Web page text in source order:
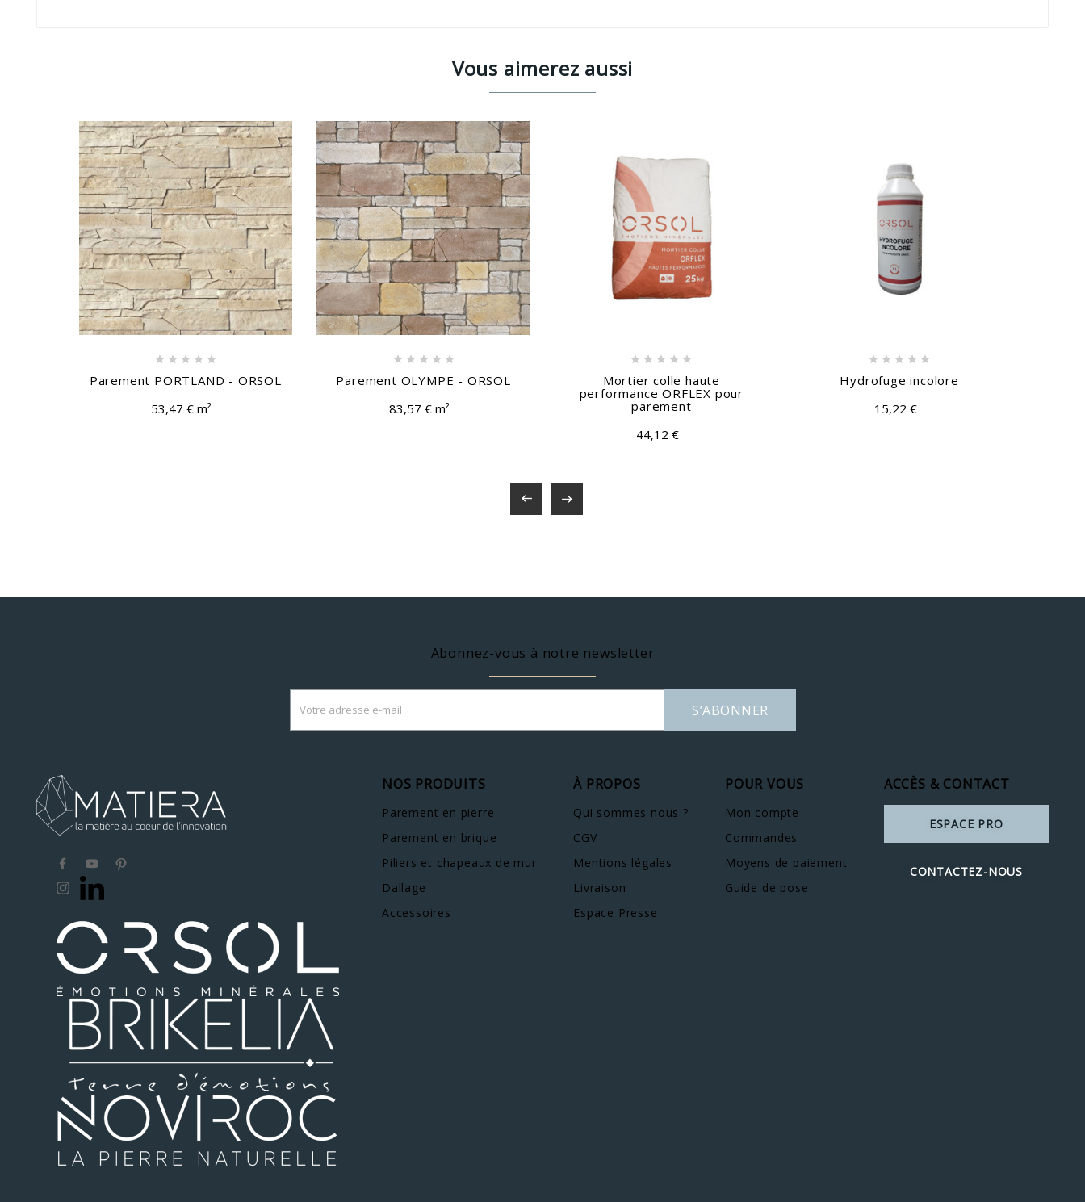
Vous aimerez aussi
    
Parement PORTLAND - ORSOL
53,47 € m²
    
Parement OLYMPE - ORSOL
83,57 € m²
    
Mortier colle haute
performance ORFLEX pour
parement
44,12 €
    
Hydrofuge incolore
15,22 €
 
Abonnez-vous à notre newsletter
S’ABONNER
NOS PRODUITS
Parement en pierre
Parement en brique
Piliers et chapeaux de mur
Dallage
Accessoires
À PROPOS
Qui sommes nous ?
CGV
Mentions légales
Livraison
Espace Presse
POUR VOUS
Mon compte
Commandes
Moyens de paiement
Guide de pose
ACCÈS & CONTACT
ESPACE PRO
CONTACTEZ-NOUS